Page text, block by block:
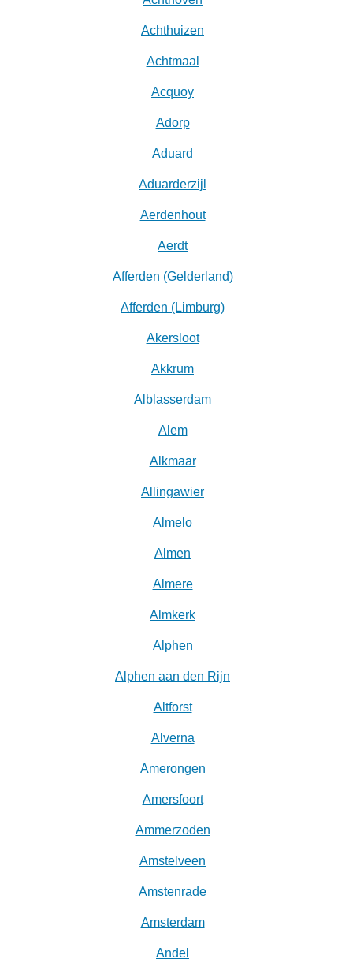
Achthuizen
Achtmaal
Acquoy
Adorp
Aduard
Aduarderzijl
Aerdenhout
Aerdt
Afferden (Gelderland)
Afferden (Limburg)
Akersloot
Akkrum
Alblasserdam
Alem
Alkmaar
Allingawier
Almelo
Almen
Almere
Almkerk
Alphen
Alphen aan den Rijn
Altforst
Alverna
Amerongen
Amersfoort
Ammerzoden
Amstelveen
Amstenrade
Amsterdam
Andel